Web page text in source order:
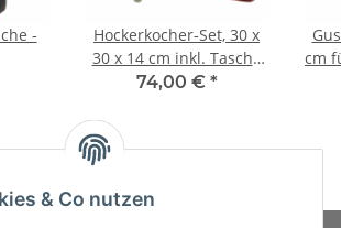
-
Hockerkocher-Set, 30 x
30 x 14 cm inkl. Tasche
& Gasanschluß
74,00 € *
cm für ALLGRILL Festival,
& Co nutzen